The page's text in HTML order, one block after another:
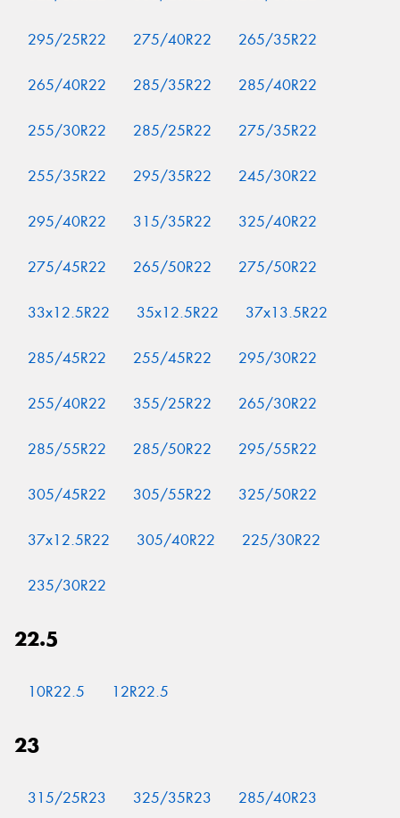
295/25R22 275/40R22 265/35R22
265/40R22 285/35R22 285/40R22
255/30R22 285/25R22 275/35R22
255/35R22 295/35R22 245/30R22
295/40R22 315/35R22 325/40R22
275/45R22 265/50R22 275/50R22
33x12.5R22 35x12.5R22 37x13.5R22
285/45R22 255/45R22 295/30R22
255/40R22 355/25R22 265/30R22
285/55R22 285/50R22 295/55R22
305/45R22 305/55R22 325/50R22
37x12.5R22 305/40R22 225/30R22
235/30R22
22.5
10R22.5 12R22.5
23
315/25R23 325/35R23 285/40R23